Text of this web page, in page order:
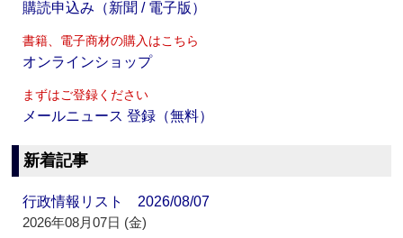
購読申込み（新聞 / 電子版）
書籍、電子商材の購入はこちら
オンラインショップ
まずはご登録ください
メールニュース 登録（無料）
新着記事
行政情報リスト 2026/08/07
2026年08月07日 (金)